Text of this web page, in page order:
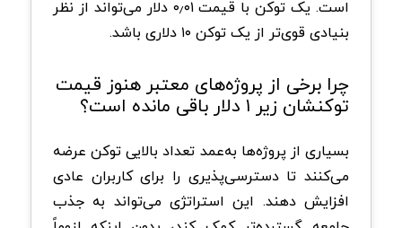
است. یک توکن با قیمت ۰٫۰۱ دلار می‌تواند از نظر
بنیادی قوی‌تر از یک توکن ۱۰ دلاری باشد.
چرا برخی از پروژه‌های معتبر هنوز قیمت
توکنشان زیر ۱ دلار باقی مانده است؟
بسیاری از پروژه‌ها به‌عمد تعداد بالایی توکن عرضه
می‌کنند تا دسترسی‌پذیری را برای کاربران عادی
افزایش دهند. این استراتژی می‌تواند به جذب